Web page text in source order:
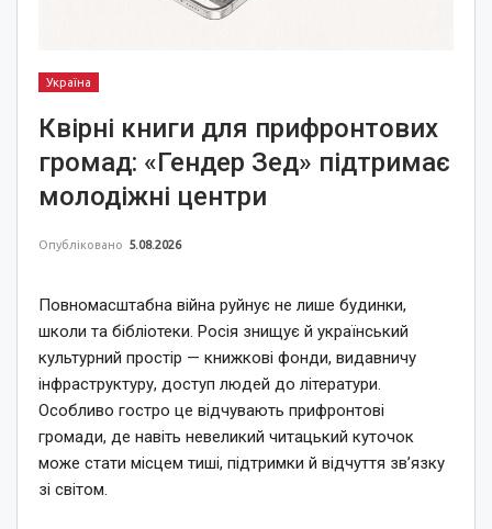
Україна
Квірні книги для прифронтових
громад: «Гендер Зед» підтримає
молодіжні центри
Опубліковано 5.08.2026
Повномасштабна війна руйнує не лише будинки,
школи та бібліотеки. Росія знищує й український
культурний простір — книжкові фонди, видавничу
інфраструктуру, доступ людей до літератури.
Особливо гостро це відчувають прифронтові
громади, де навіть невеликий читацький куточок
може стати місцем тиші, підтримки й відчуття зв’язку
зі світом.